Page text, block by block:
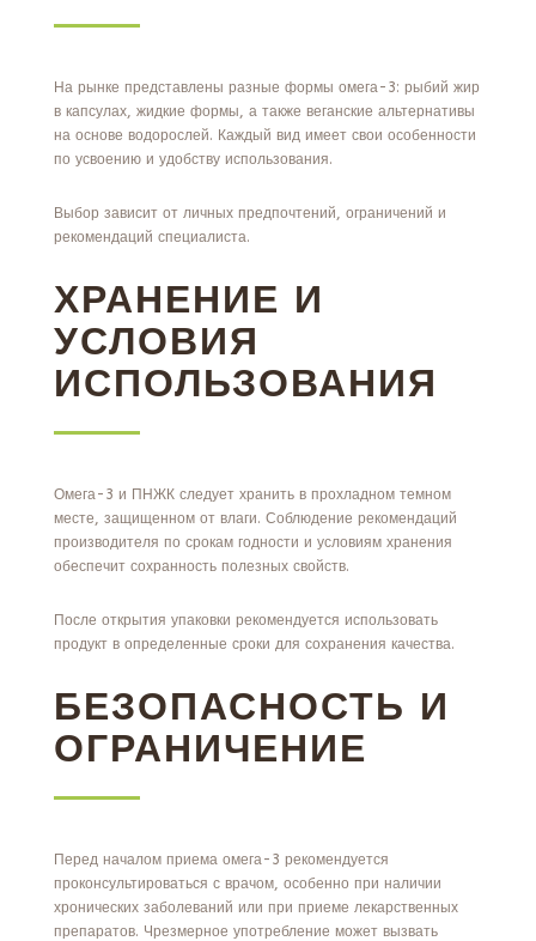
На рынке представлены разные формы омега-3: рыбий жир
в капсулах, жидкие формы, а также веганские альтернативы
на основе водорослей. Каждый вид имеет свои особенности
по усвоению и удобству использования.
Выбор зависит от личных предпочтений, ограничений и
рекомендаций специалиста.
ХРАНЕНИЕ И
УСЛОВИЯ
ИСПОЛЬЗОВАНИЯ
Омега-3 и ПНЖК следует хранить в прохладном темном
месте, защищенном от влаги. Соблюдение рекомендаций
производителя по срокам годности и условиям хранения
обеспечит сохранность полезных свойств.
После открытия упаковки рекомендуется использовать
продукт в определенные сроки для сохранения качества.
БЕЗОПАСНОСТЬ И
ОГРАНИЧЕНИЕ
Перед началом приема омега-3 рекомендуется
проконсультироваться с врачом, особенно при наличии
хронических заболеваний или при приеме лекарственных
препаратов. Чрезмерное употребление может вызвать